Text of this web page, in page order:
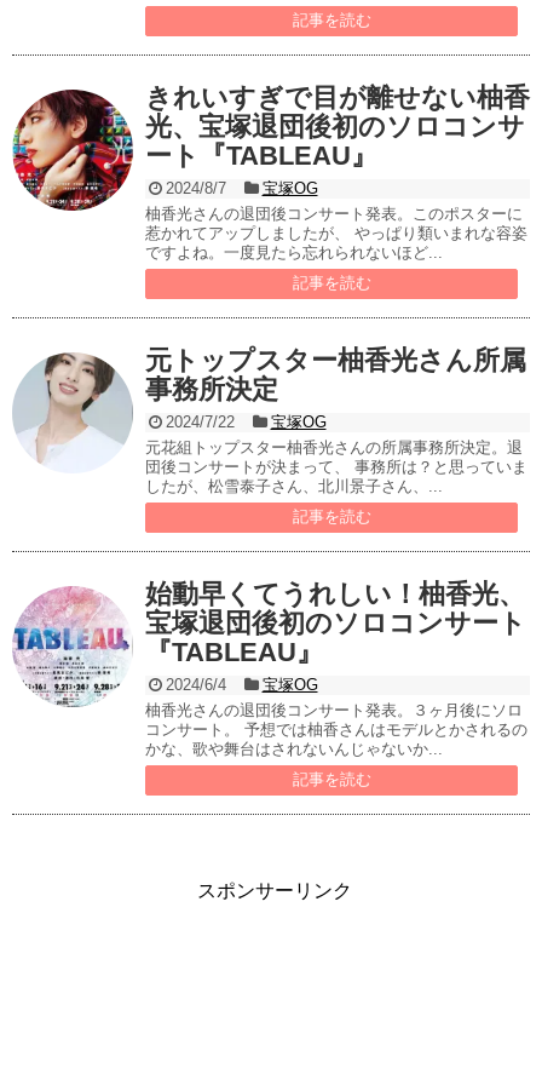
記事を読む
きれいすぎで目が離せない柚香
光、宝塚退団後初のソロコンサ
ート『TABLEAU』
2024/8/7
宝塚OG
柚香光さんの退団後コンサート発表。このポスターに
惹かれてアップしましたが、 やっぱり類いまれな容姿
ですよね。一度見たら忘れられないほど...
記事を読む
元トップスター柚香光さん所属
事務所決定
2024/7/22
宝塚OG
元花組トップスター柚香光さんの所属事務所決定。退
団後コンサートが決まって、 事務所は？と思っていま
したが、松雪泰子さん、北川景子さん、...
記事を読む
始動早くてうれしい！柚香光、
宝塚退団後初のソロコンサート
『TABLEAU』
2024/6/4
宝塚OG
柚香光さんの退団後コンサート発表。３ヶ月後にソロ
コンサート。 予想では柚香さんはモデルとかされるの
かな、歌や舞台はされないんじゃないか...
記事を読む
スポンサーリンク